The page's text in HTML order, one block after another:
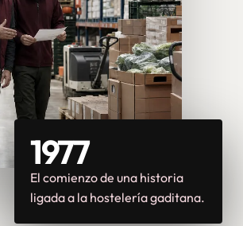
1977
El comienzo de una historia
ligada a la hostelería gaditana.